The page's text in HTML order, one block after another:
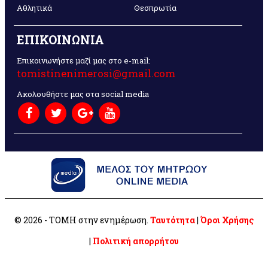
Αθλητικά
Θεσπρωτία
ΕΠΙΚΟΙΝΩΝΙΑ
Επικοινωνήστε μαζί μας στο e-mail:
tomistinenimerosi@gmail.com
Ακολουθήστε μας στα social media
© 2026 - ΤΟΜΗ στην ενημέρωση. Ταυτότητα| Όροι Χρήσης
| Πολιτική απορρήτου